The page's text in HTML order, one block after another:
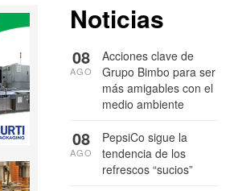
Noticias
Acciones clave de
Grupo Bimbo para ser
más amigables con el
medio ambiente
08
AGO
PepsiCo sigue la
tendencia de los
refrescos “sucios”
08
AGO